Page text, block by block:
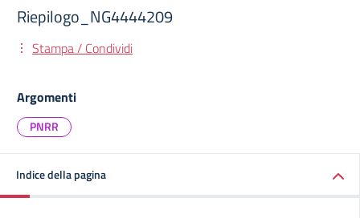
Riepilogo_NG4444209
Stampa / Condividi
Argomenti
PNRR
Indice della pagina